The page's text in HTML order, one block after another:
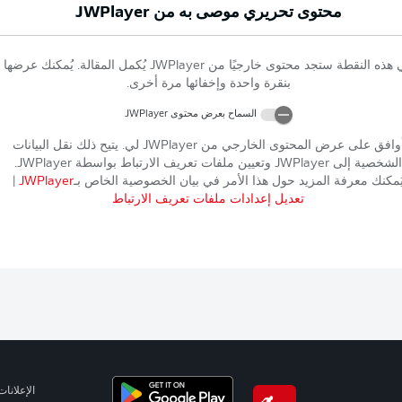
محتوى تحريري موصى به منJWPlayer
هذه النقطة ستجد محتوى خارجيًا منJWPlayer يُكمل المقالة. يُمكنك عرضها
بنقرة واحدة وإخفائها مرة أخرى.
السماح بعرض محتوىJWPlayer
على عرض المحتوى الخارجي منJWPlayer لي. يتيح ذلك نقل البيانات
الشخصية إلى JWPlayer وتعيين ملفات تعريف الارتباط بواسطة JWPlayer
.
معرفة المزيد حول هذا الأمر في بيان الخصوصية الخاص بـJWPlayer
تعديل إعدادات ملفات تعريف الارتباط